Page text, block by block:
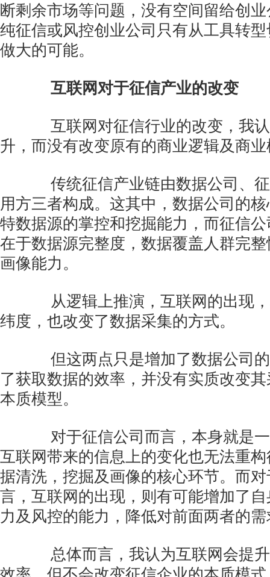
断剩余市场等问题，没有空间留给创
纯征信或风控创业公司只有从工具转
做大的可能。
互联网对于征信产业的改变
互联网对征信行业的改变，我认
升，而没有改变原有的商业逻辑及商
传统征信产业链由数据公司、征
用方三者构成。这其中，数据公司的
特数据源的掌控和挖掘能力，而征信
在于数据源完整度，数据覆盖人群完
画像能力。
从逻辑上推演，互联网的出现，
纬度，也改变了数据采集的方式。
但这两点只是增加了数据公司的
了获取数据的效率，并没有实质改变
本质模型。
对于征信公司而言，本身就是一
互联网带来的信息上的变化也无法重
据清洗，挖掘及画像的核心环节。而
言，互联网的出现，则有可能增加了
力及风控的能力，降低对前面两者的
总体而言，我认为互联网会提升